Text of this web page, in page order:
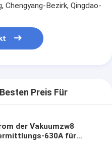
Chengyang-Bezirk, Qingdao-
Preis Für
der Vakuumzw8
630A für